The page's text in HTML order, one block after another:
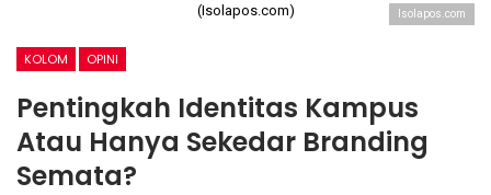
(Isolapos.com)
Isolapos.com
KOLOM OPINI
Pentingkah Identitas Kampus
Atau Hanya Sekedar Branding
Semata?